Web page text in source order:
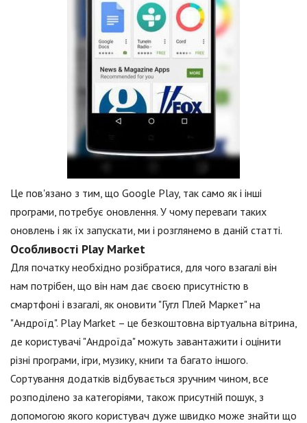
Це пов'язано з тим, що Google Play, так само як і інші
програми, потребує оновлення. У чому переваги таких
оновлень і як їх запускати, ми і розглянемо в даній статті.
Особливості Play Market
Для початку необхідно розібратися, для чого взагалі він
нам потрібен, що він нам дає своєю присутністю в
смартфоні і взагалі, як оновити "Гугл Плей Маркет" на
"Андроїд". Play Market – це безкоштовна віртуальна вітрина,
де користувачі "Андроїда" можуть завантажити і оцінити
різні програми, ігри, музику, книги та багато іншого.
Сортування додатків відбувається зручним чином, все
розподілено за категоріями, також присутній пошук, з
допомогою якого користувач дуже швидко може знайти що